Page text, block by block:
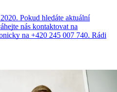
Pokud hledáte aktuální
nás kontaktovat na
na +420 245 007 740. Rádi